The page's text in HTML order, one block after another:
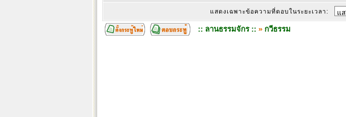
แสดงเฉพาะข้อความที่ตอบในระยะเวลา:
:: ลานธรรมจักร :: » กวีธรรม